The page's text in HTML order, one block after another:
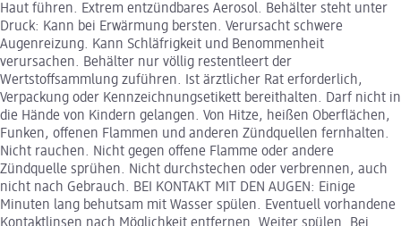
Haut führen. Extrem entzündbares Aerosol. Behälter steht unter
Druck: Kann bei Erwärmung bersten. Verursacht schwere
Augenreizung. Kann Schläfrigkeit und Benommenheit
verursachen. Behälter nur völlig restentleert der
Wertstoffsammlung zuführen. Ist ärztlicher Rat erforderlich,
Verpackung oder Kennzeichnungsetikett bereithalten. Darf nicht in
die Hände von Kindern gelangen. Von Hitze, heißen Oberflächen,
Funken, offenen Flammen und anderen Zündquellen fernhalten.
Nicht rauchen. Nicht gegen offene Flamme oder andere
Zündquelle sprühen. Nicht durchstechen oder verbrennen, auch
nicht nach Gebrauch. BEI KONTAKT MIT DEN AUGEN: Einige
Minuten lang behutsam mit Wasser spülen. Eventuell vorhandene